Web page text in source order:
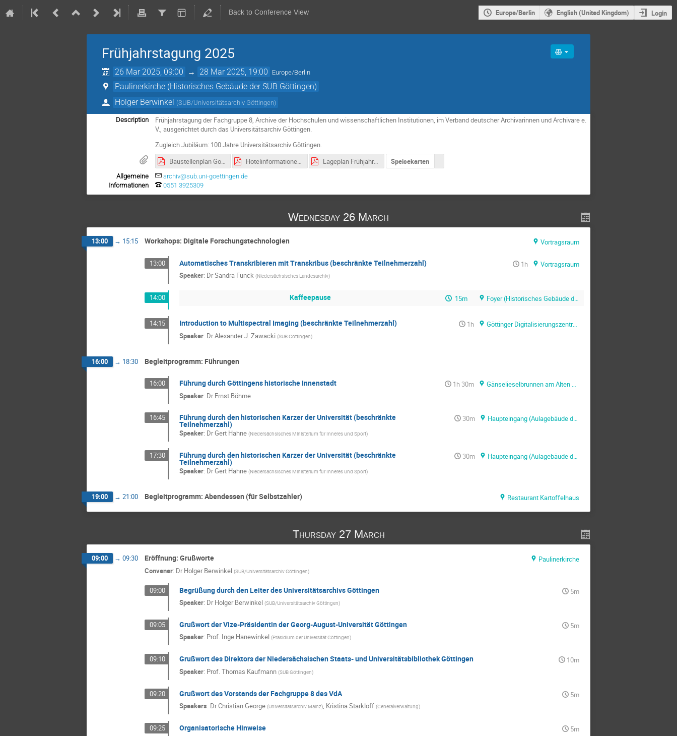
Back to Conference View Europe/Berlin English (United Kingdom) Login
Frühjahrstagung 2025
26 Mar 2025, 09:00 → 28 Mar 2025, 19:00 Europe/Berlin
Paulinerkirche (Historisches Gebäude der SUB Göttingen)
Holger Berwinkel (SUB/Universitätsarchiv Göttingen)
Description
Frühjahrstagung der Fachgruppe 8, Archive der Hochschulen und wissenschaftlichen Institutionen, im Verband deutscher Archivarinnen und Archivare e.
V., ausgerichtet durch das Universitätsarchiv Göttingen.
Zugleich Jubiläum: 100 Jahre Universitätsarchiv Göttingen.
Baustellenplan Goethe-Allee.pdf
Hotelinformationen Frühjahrstagung 2025.pdf Lageplan Frühjahrstagung 2025.pdf Speisekarten
Allgemeine
Informationen
archiv@sub.uni-goettingen.de
0551 3925309
Wednesday 26 March
13:00 → 15:15 Workshops: Digitale Forschungstechnologien Vortragsraum
13:00 Automatisches Transkribieren mit Transkribus (beschränkte Teilnehmerzahl) 1h
Vortragsraum
Speaker: DrSandra Funck (Niedersächsisches Landesarchiv)
14:00 Kaffeepause 15m Foyer (Historisches Gebäude der SUB)
14:15 Introduction to Multispectral Imaging (beschränkte Teilnehmerzahl) 1h
Göttinger Digitalisierungszentrum (Historisches Gebäude der SUB)
Speaker: DrAlexander J. Zawacki (SUB Göttingen)
16:00 → 18:30 Begleitprogramm: Führungen
16:00 Führung durch Göttingens historische Innenstadt 1h 30m
Gänselieselbrunnen am Alten Rathaus
Speaker: Dr Ernst Böhme
16:45 Führung durch den historischen Karzer der Universität (beschränkte
Teilnehmerzahl)
30m
Haupteingang (Aulagebäude der Universität Göttingen)
Speaker: DrGert Hahne (Niedersächsisches Ministerium für Inneres und Sport)
17:30 Führung durch den historischen Karzer der Universität (beschränkte
Teilnehmerzahl)
30m
Haupteingang (Aulagebäude der Universität Göttingen)
Speaker: DrGert Hahne (Niedersächsisches Ministerium für Inneres und Sport)
19:00 → 21:00 Begleitprogramm: Abendessen (für Selbstzahler) Restaurant Kartoffelhaus
Thursday 27 March
09:00 → 09:30 Eröffnung: Grußworte
Paulinerkirche
Convener: Dr Holger Berwinkel (SUB/Universitätsarchiv Göttingen)
09:00 Begrüßung durch den Leiter des Universitätsarchivs Göttingen
5m
Speaker: Dr Holger Berwinkel (SUB/Universitätsarchiv Göttingen)
09:05 Grußwort der Vize-Präsidentin der Georg-August-Universität Göttingen
5m
Speaker: Prof. Inge Hanewinkel (Präsidium der Universität Göttingen)
09:10 Grußwort des Direktors der Niedersächsischen Staats- und Universitätsbibliothek Göttingen
10m
Speaker: Prof.Thomas Kaufmann (SUB Göttingen)
09:20 Grußwort des Vorstands der Fachgruppe 8 des VdA
5m
Speakers: DrChristian George (Universitätsarchiv Mainz), Kristina Starkloff (Generalverwaltung)
09:25 Organisatorische Hinweise
5m